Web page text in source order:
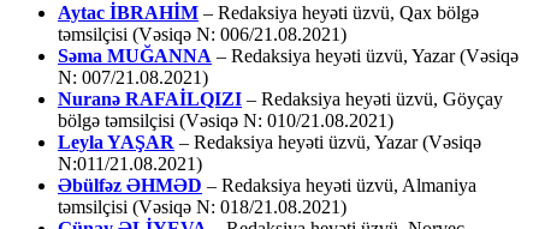
Aytac İBRAHİM – Redaksiya heyəti üzvü, Qax bölgə
təmsilçisi (Vəsiqə N: 006/21.08.2021)
Səma MUĞANNA – Redaksiya heyəti üzvü, Yazar (Vəsiqə
N: 007/21.08.2021)
Nuranə RAFAİLQIZI – Redaksiya heyəti üzvü, Göyçay
bölgə təmsilçisi (Vəsiqə N: 010/21.08.2021)
Leyla YAŞAR – Redaksiya heyəti üzvü, Yazar (Vəsiqə
N:011/21.08.2021)
Əbülfəz ƏHMƏD – Redaksiya heyəti üzvü, Almaniya
təmsilçisi (Vəsiqə N: 018/21.08.2021)